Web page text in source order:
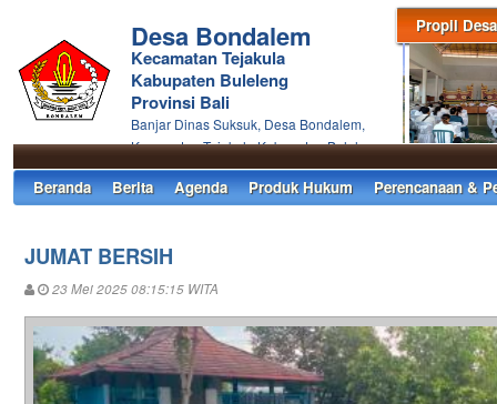
Propil Desa
Desa Bondalem
Kecamatan Tejakula
Kabupaten Buleleng
Provinsi Bali
Banjar Dinas Suksuk, Desa Bondalem,
Kecamatan Tejakula Kabupaten Buleleng
Beranda Berita Agenda Produk Hukum Perencanaan &
JUMAT BERSIH
23 Mei 2025 08:15:15 WITA